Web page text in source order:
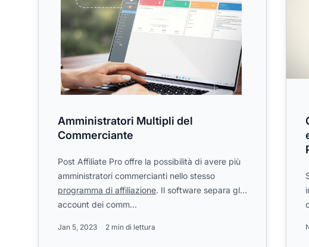
Amministratori Multipli del
Commerciante
Post Affiliate Pro offre la possibilità di avere più
amministratori commercianti nello stesso
programma di affiliazione. Il software separa gli
account dei comm...
Jan 5, 2023 2 min di lettura